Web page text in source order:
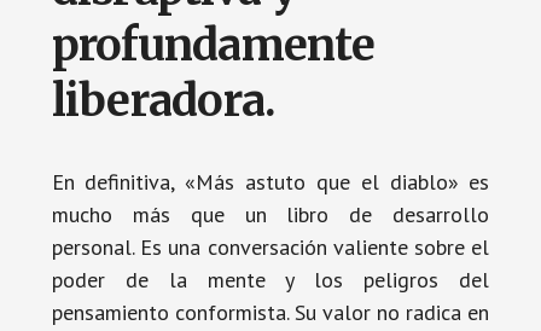
profundamente
liberadora.
En definitiva, «Más astuto que el diablo» es
mucho más que un libro de desarrollo
personal. Es una conversación valiente sobre el
poder de la mente y los peligros del
pensamiento conformista. Su valor no radica en